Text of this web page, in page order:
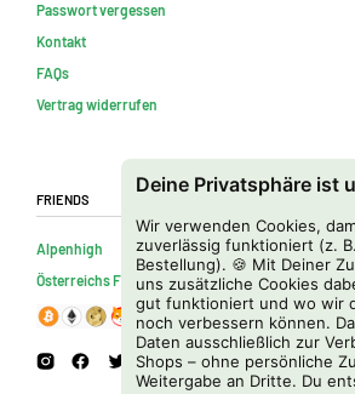
Deine Privatsphäre ist
Wir verwenden Cookies,
zuverlässig funktioniert (z.
Bestellung). 🍪 Mit Deiner
uns zusätzliche Cookies
gut funktioniert und wo wir
noch verbessern können.
Daten ausschließlich zur
Shops – ohne persönliche
Weitergabe an Dritte. Du
Passwort vergessen
Kontakt
FAQs
Vertrag widerrufen
Friends
Alpenhigh
Österreichs Firmenverzeichnis